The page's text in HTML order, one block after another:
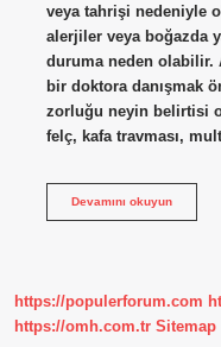
veya tahrişi nedeniyle
alerjiler veya boğazda
duruma neden olabilir.
bir doktora danışmak
zorluğu neyin belirtisi
felç, kafa travması,
Devamını okuyunBoğazda
Olur
https://populerforum.com
https://omh.com.tr Sitemap